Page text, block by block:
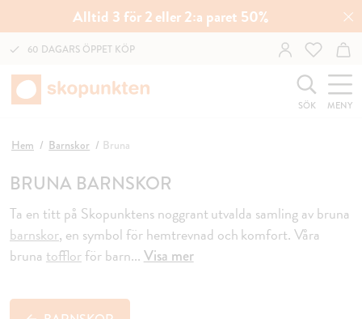
Alltid 3 för 2 eller 2:a paret 50%
60 DAGARS ÖPPET KÖP
SÖK MENY
Hem Barnskor Bruna
BRUNA BARNSKOR
Ta en titt på Skopunktens noggrant utvalda samling av bruna
barnskor, en symbol för hemtrevnad ochkomfort. Våra
bruna tofflorför barn...Visa mer